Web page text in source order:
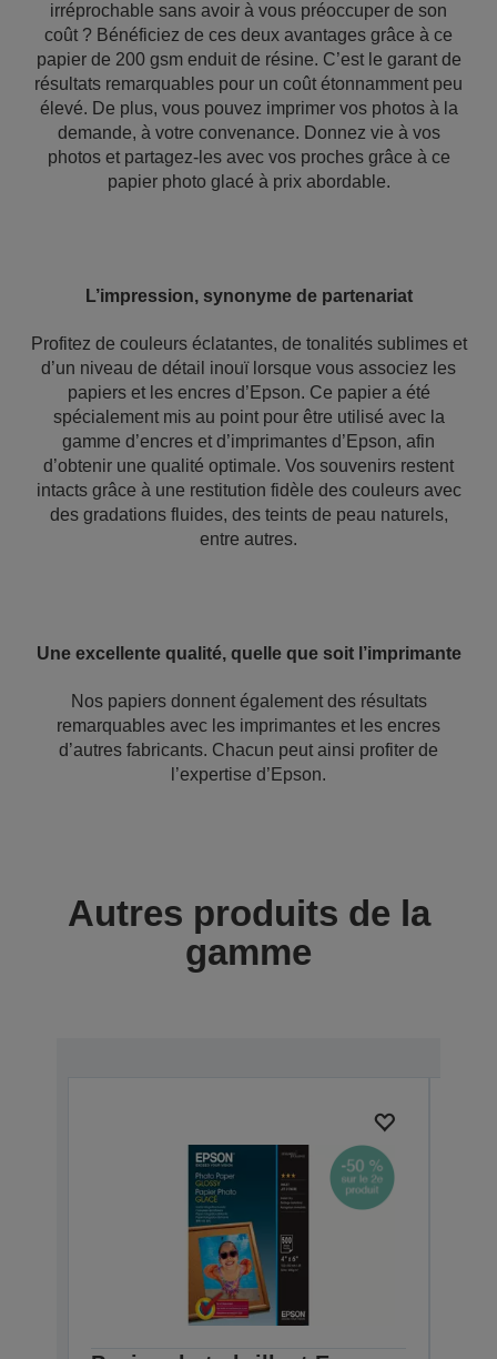
irréprochable sans avoir à vous préoccuper de son
coût ? Bénéficiez de ces deux avantages grâce à ce
papier de 200 gsm enduit de résine. C’est le garant de
résultats remarquables pour un coût étonnamment peu
élevé. De plus, vous pouvez imprimer vos photos à la
demande, à votre convenance. Donnez vie à vos
photos et partagez-les avec vos proches grâce à ce
papier photo glacé à prix abordable.
L’impression, synonyme de partenariat
Profitez de couleurs éclatantes, de tonalités sublimes et
d’un niveau de détail inouï lorsque vous associez les
papiers et les encres d’Epson. Ce papier a été
spécialement mis au point pour être utilisé avec la
gamme d’encres et d’imprimantes d’Epson, afin
d’obtenir une qualité optimale. Vos souvenirs restent
intacts grâce à une restitution fidèle des couleurs avec
des gradations fluides, des teints de peau naturels,
entre autres.
Une excellente qualité, quelle que soit l’imprimante
Nos papiers donnent également des résultats
remarquables avec les imprimantes et les encres
d’autres fabricants. Chacun peut ainsi profiter de
l’expertise d’Epson.
Autres produits de la
gamme